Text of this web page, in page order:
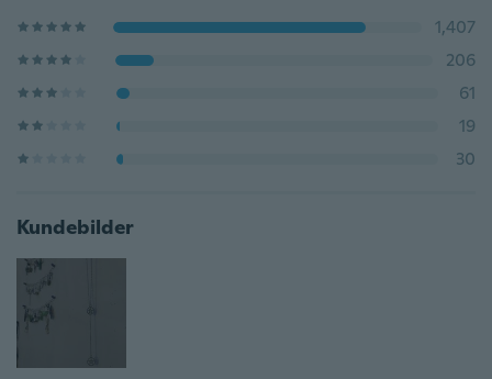
1,407
206
61
19
30
Kundebilder